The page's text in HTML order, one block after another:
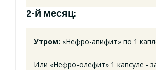
2-й месяц:
Утром: «Нефро-апифит» по 1
Или «Нефро-олефит» 1 капсуле -